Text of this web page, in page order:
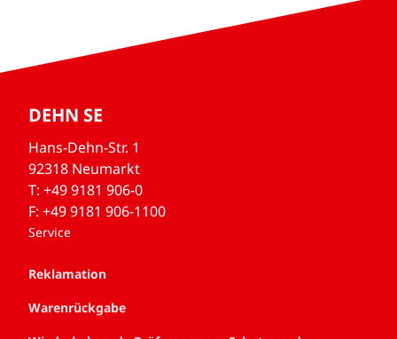
DEHN SE
Hans-Dehn-Str. 1
92318 Neumarkt
T: +49 9181 906-0
F: +49 9181 906-1100
Service
Reklamation
Warenrückgabe